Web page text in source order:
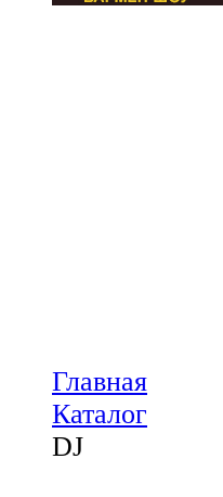
Главная
Каталог
DJ